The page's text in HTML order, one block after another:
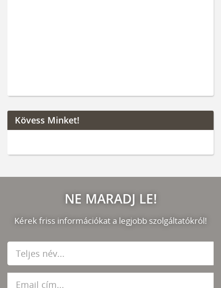
Kövess Minket!
NE MARADJ LE!
Kérek friss információkat a legjobb szolgáltatókról!